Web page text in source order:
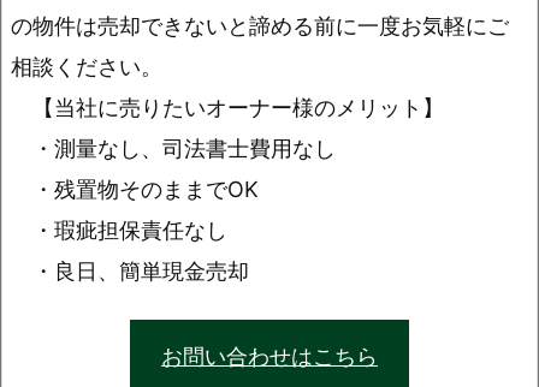
の物件は売却できないと諦める前に一度お気軽にご
相談ください。
【当社に売りたいオーナー様のメリット】
・測量なし、司法書士費用なし
・残置物そのままでOK
・瑕疵担保責任なし
・良日、簡単現金売却
お問い合わせはこちら